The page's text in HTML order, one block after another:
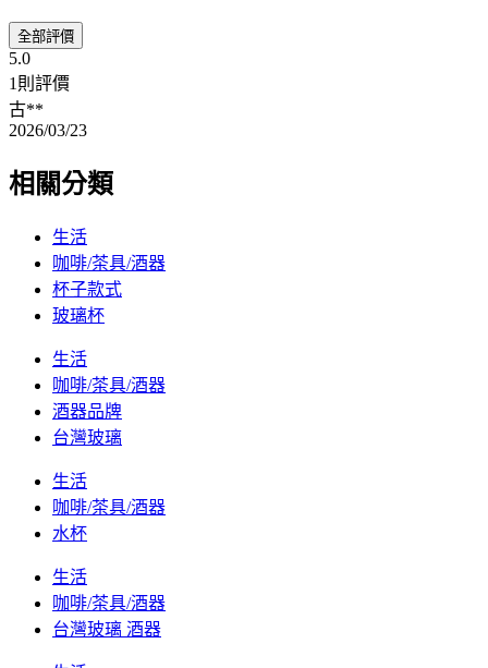
全部評價
5.0
1則評價
古**
2026/03/23
相關分類
生活
咖啡/茶具/酒器
杯子款式
玻璃杯
生活
咖啡/茶具/酒器
酒器品牌
台灣玻璃
生活
咖啡/茶具/酒器
水杯
生活
咖啡/茶具/酒器
台灣玻璃 酒器